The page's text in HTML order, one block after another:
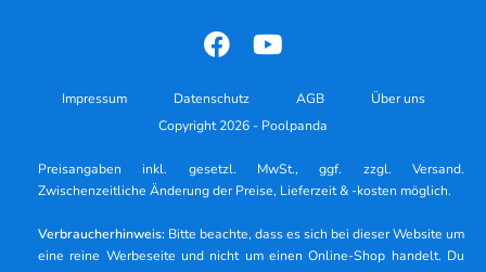
Impressum Datenschutz AGB
Über uns
Copyright 2026 - Poolpanda
Preisangaben inkl. gesetzl. MwSt., ggf. zzgl. Versand.
Zwischenzeitliche Änderung der Preise, Lieferzeit & -kosten möglich.
Verbraucherhinweis: Bitte beachte, dass es sich bei dieser Website um
eine reine Werbeseite und nicht um einen Online-Shop handelt. Du